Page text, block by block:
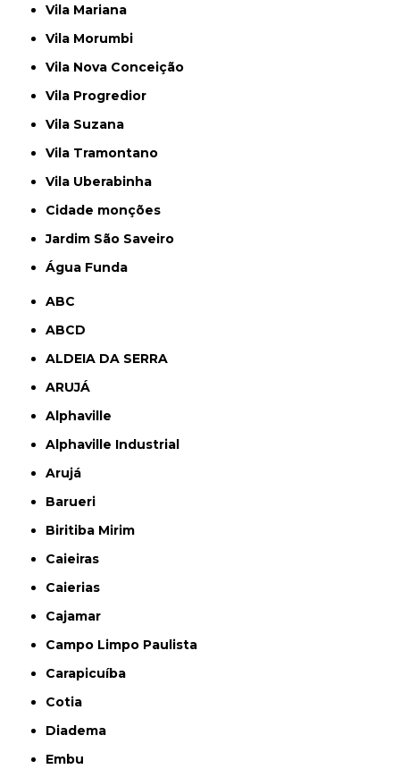
Vila Mariana
Vila Morumbi
Vila Nova Conceição
Vila Progredior
Vila Suzana
Vila Tramontano
Vila Uberabinha
cidade monções
jardim São Saveiro
Água Funda
ABC
ABCD
ALDEIA DA SERRA
ARUJÁ
Alphaville
Alphaville Industrial
Arujá
Barueri
Biritiba Mirim
Caieiras
Caierias
Cajamar
Campo Limpo Paulista
Carapicuíba
Cotia
Diadema
Embu